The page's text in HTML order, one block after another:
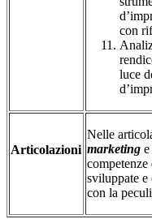
con
luce
Articolazioni
Nelle
marketing e
sviluppate e
con la